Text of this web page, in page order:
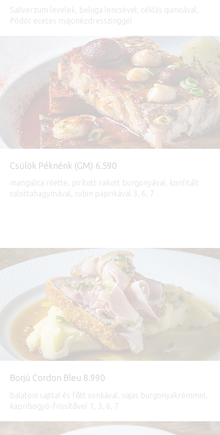
Saliverzum levelek, beluga lencsével, céklás quinoával,
Pödör ecetes majonézdresszinggel
Csülök Péknénk (GM) 6.590
mangalica rilette, pirított rakott burgonyával, konfitált
salottahagymával, rubin paprikával 3, 6, 7
Borjú Cordon Bleu 8.990
balatoni sajttal és főtt sonkával, vajas burgonyakrémmel,
kapribogyó-frissítővel 1, 3, 6, 7